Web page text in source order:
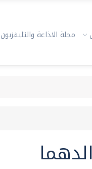
مجلة الاذاعة والتليفزيون